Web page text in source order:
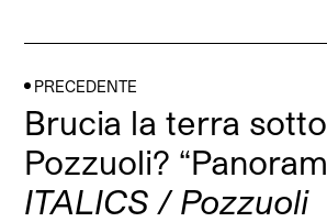
PRECEDENTE
Brucia la terra sotto
Pozzuoli?
ITALICS / Pozzuoli